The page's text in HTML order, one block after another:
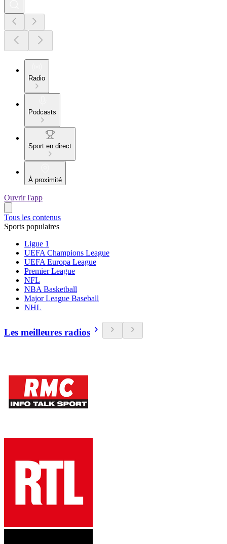
Radio
Podcasts
Sport en direct
À proximité
Ouvrir l'app
Tous les contenus
Sports populaires
Ligue 1
UEFA Champions League
UEFA Europa League
Premier League
NFL
NBA Basketball
Major League Baseball
NHL
Les meilleures radios